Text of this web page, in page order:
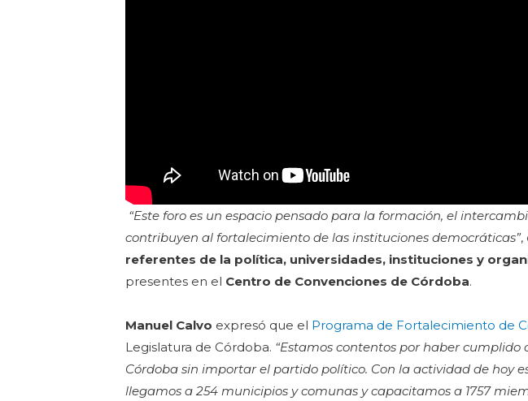
“Este foro es un espacio pensado para la formación, el
contribuyen al fortalecimiento de las instituciones democráticas”,
referentes de la política, universidades, instituciones y
presentes en el Centro de Convenciones de Córdoba.
Manuel Calvo expresó que el Programa de Fortalecimiento de
Legislatura de Córdoba. “Estamos contentos por haber
Córdoba sin importar el partido político. Con la actividad de hoy
llegamos a 254 municipios y comunas y capacitamos a 1757